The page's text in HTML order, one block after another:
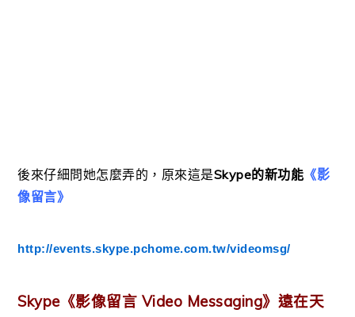
後來仔細問她怎麼弄的，原來這是Skype的新功能 《影
像留言》
http://events.skype.pchome.com.tw/videomsg/
Skype《影像留言 Video Messaging》遠在天